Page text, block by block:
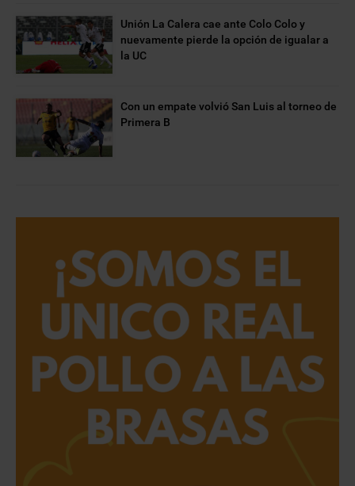
Unión La Calera cae ante Colo Colo y
nuevamente pierde la opción de igualar a
la UC
Con un empate volvió San Luis al torneo de
Primera B